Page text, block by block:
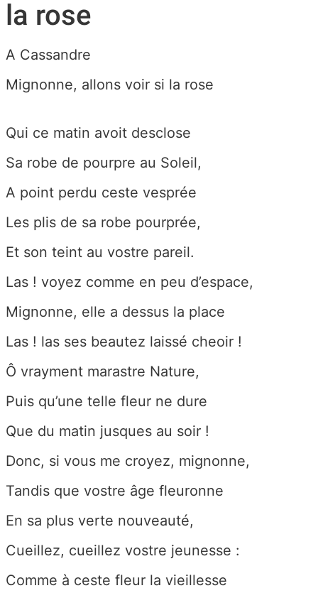
la rose
A Cassandre
Mignonne, allons voir si la rose
Qui ce matin avoit desclose
Sa robe de pourpre au Soleil,
A point perdu ceste vesprée
Les plis de sa robe pourprée,
Et son teint au vostre pareil.
Las ! voyez comme en peu d’espace,
Mignonne, elle a dessus la place
Las ! las ses beautez laissé cheoir !
Ô vrayment marastre Nature,
Puis qu’une telle fleur ne dure
Que du matin jusques au soir !
Donc, si vous me croyez, mignonne,
Tandis que vostre âge fleuronne
En sa plus verte nouveauté,
Cueillez, cueillez vostre jeunesse :
Comme à ceste fleur la vieillesse